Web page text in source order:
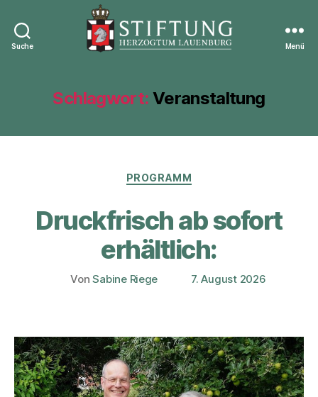
Suche
Lauenburg
Menü
Schlagwort: Veranstaltung
Kategorien
PROGRAMM
Druckfrisch ab sofort
erhältlich:
Beitragsautor
VonSabine Riege Veröffentlichungsdatum
7. August 2026